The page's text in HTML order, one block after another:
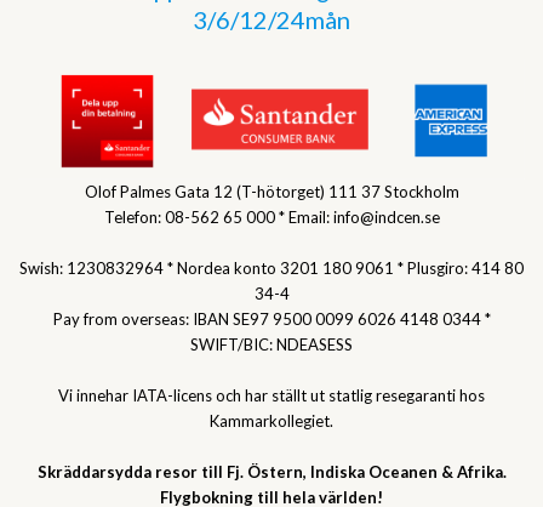
3/6/12/24mån
Olof Palmes Gata 12 (T-hötorget) 111 37 Stockholm
Telefon: 08-562 65 000 * Email: info@indcen.se
Swish: 1230832964 * Nordea konto 3201 180 9061 * Plusgiro: 414 80
34-4
Pay from overseas: IBAN SE97 9500 0099 6026 4148 0344 *
SWIFT/BIC: NDEASESS
Vi innehar IATA-licens och har ställt ut statlig resegaranti hos
Kammarkollegiet.
Skräddarsydda resor till Fj. Östern, Indiska Oceanen & Afrika.
Flygbokning till hela världen!